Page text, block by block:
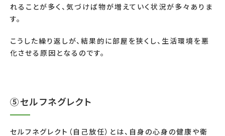
れることが多く、気づけば物が増えていく状況が多々ありま
す。
こうした繰り返しが、結果的に部屋を狭くし、生活環境を悪
化させる原因となるのです。
⑤セルフネグレクト
セルフネグレクト（自己放任）とは、自身の心身の健康や衛